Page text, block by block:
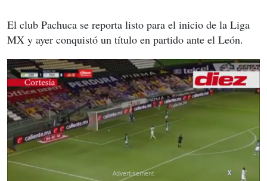
El club Pachuca se reporta listo para el inicio de la Liga
MX y ayer conquistó un título en partido ante el León.
X